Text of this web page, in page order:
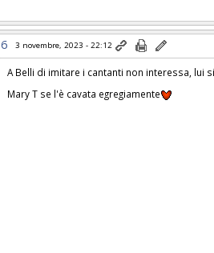
6 3 novembre, 2023 - 22:12
A Belli di imitare i cantanti non interessa, lui
Mary T se l'è cavata egregiamente